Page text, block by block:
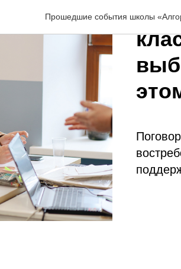
Прошедшие события школы